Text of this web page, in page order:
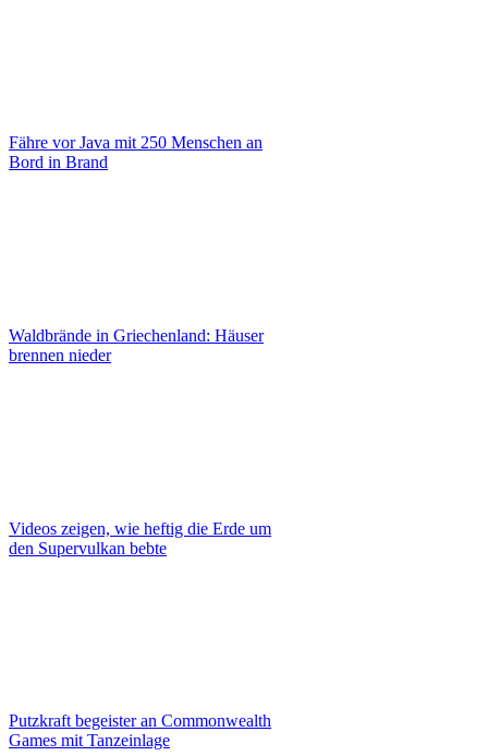
Fähre vor Java mit 250 Menschen an
Bord in Brand
Waldbrände in Griechenland: Häuser
brennen nieder
Videos zeigen, wie heftig die Erde um
den Supervulkan bebte
Putzkraft begeister an Commonwealth
Games mit Tanzeinlage